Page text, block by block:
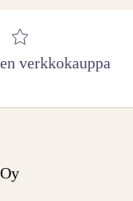
verkkokauppa